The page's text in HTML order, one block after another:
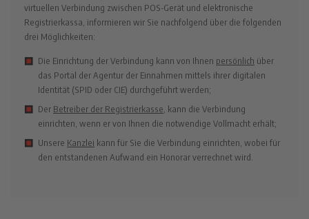
virtuellen Verbindung zwischen POS-Gerät und elektronische
Registrierkassa, informieren wir Sie nachfolgend über die folgenden
drei Möglichkeiten:
Die Einrichtung der Verbindung kann von Ihnen persönlich über
das Portal der Agentur der Einnahmen mittels ihrer digitalen
Identität (SPID oder CIE) durchgeführt werden;
Der Betreiber der Registrierkasse, kann die Verbindung
einrichten, wenn er von Ihnen die notwendige Vollmacht erhält;
Unsere Kanzlei kann für Sie die Verbindung einrichten, wobei für
den entstandenen Aufwand ein Honorar verrechnet wird.